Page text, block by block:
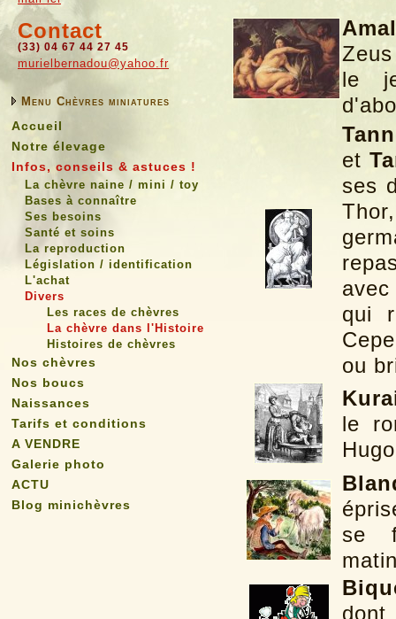
Contact
(33) 04 67 44 27 45
murielbernadou@yahoo.fr
Menu Chèvres miniatures
Accueil
Notre élevage
Infos, conseils & astuces !
La chèvre naine / mini / toy
Bases à connaître
Ses besoins
Santé et soins
La reproduction
Législation / identification
L'achat
Divers
Les races de chèvres
La chèvre dans l'Histoire
Histoires de chèvres
Nos chèvres
Nos boucs
Naissances
Tarifs et conditions
A VENDRE
Galerie photo
ACTU
Blog minichèvres
le
et
ses
qui
ou
le
se